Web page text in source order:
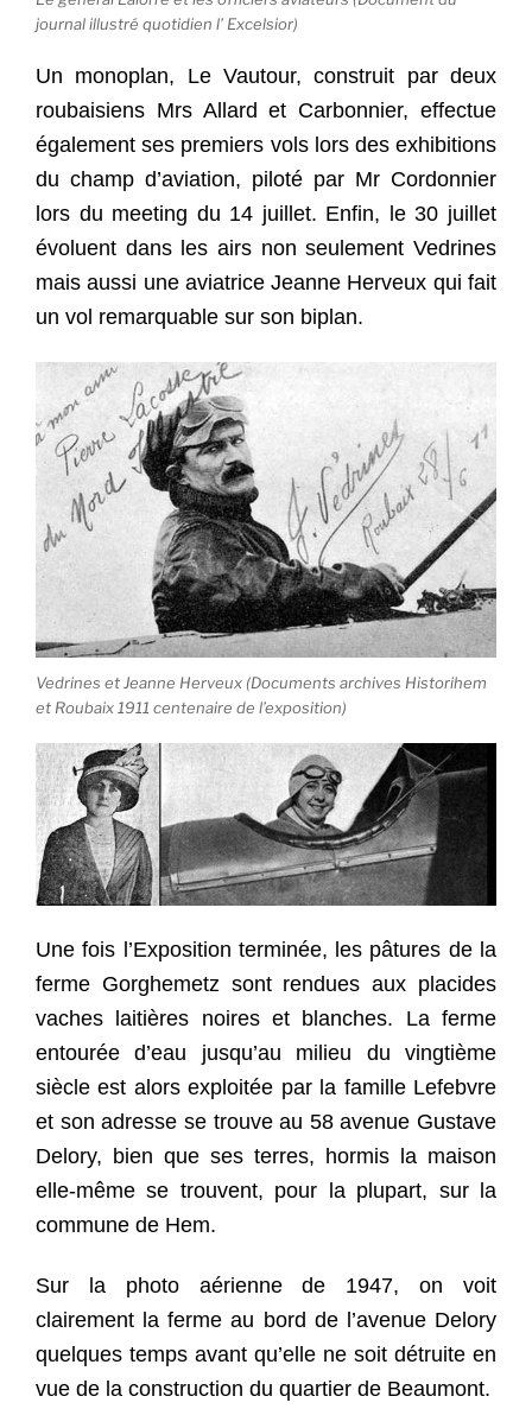
journal illustré quotidien l’ Excelsior)
Un monoplan, Le Vautour, construit par deux
roubaisiens Mrs Allard et Carbonnier, effectue
également ses premiers vols lors des exhibitions
du champ d’aviation, piloté par Mr Cordonnier
lors du meeting du 14 juillet. Enfin, le 30 juillet
évoluent dans les airs non seulement Vedrines
mais aussi une aviatrice Jeanne Herveux qui fait
un vol remarquable sur son biplan.
Vedrines et Jeanne Herveux (Documents archives Historihem
et Roubaix 1911 centenaire de l’exposition)
Une fois l’Exposition terminée, les pâtures de la
ferme Gorghemetz sont rendues aux placides
vaches laitières noires et blanches. La ferme
entourée d’eau jusqu’au milieu du vingtième
siècle est alors exploitée par la famille Lefebvre
et son adresse se trouve au 58 avenue Gustave
Delory, bien que ses terres, hormis la maison
elle-même se trouvent, pour la plupart, sur la
commune de Hem.
Sur la photo aérienne de 1947, on voit
clairement la ferme au bord de l’avenue Delory
quelques temps avant qu’elle ne soit détruite en
vue de la construction du quartier de Beaumont.